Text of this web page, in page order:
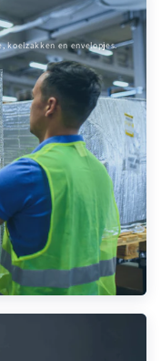
koelzakken en envelopjes.